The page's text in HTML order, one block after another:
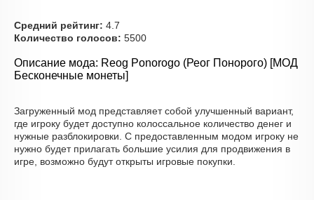
Средний рейтинг: 4.7
Количество голосов: 5500
Описание мода: Reog Ponorogo (Реог Понорого) [МОД
Бесконечные монеты]
Загруженный мод представляет собой улучшенный вариант,
где игроку будет доступно колоссальное количество денег и
нужные разблокировки. С предоставленным модом игроку не
нужно будет прилагать большие усилия для продвижения в
игре, возможно будут открыты игровые покупки.